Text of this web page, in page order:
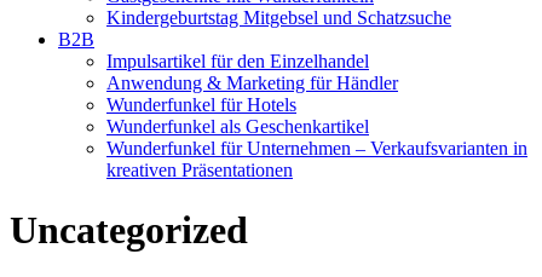
Kindergeburtstag Mitgebsel und Schatzsuche
B2B
Impulsartikel für den Einzelhandel
Anwendung & Marketing für Händler
Wunderfunkel für Hotels
Wunderfunkel als Geschenkartikel
Wunderfunkel für Unternehmen – Verkaufsvarianten in
kreativen Präsentationen
Uncategorized